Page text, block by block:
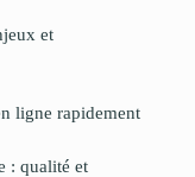
et
ligne rapidement
: qualité et